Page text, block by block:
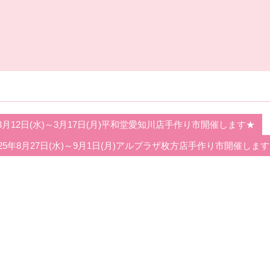
月12日(水)～3月17日(月)平和堂愛知川店手作り市開催します★
年8月27日(水)～9月1日(月)アルプラザ枚方店手作り市開催しま